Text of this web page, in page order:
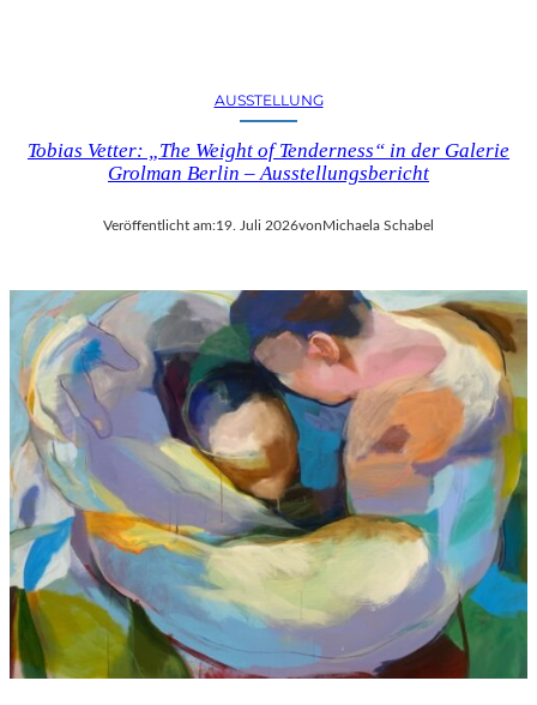
AUSSTELLUNG
Tobias Vetter: „The Weight of Tenderness“ in der Galerie
Grolman Berlin – Ausstellungsbericht
Veröffentlicht am:19. Juli 2026von Michaela Schabel